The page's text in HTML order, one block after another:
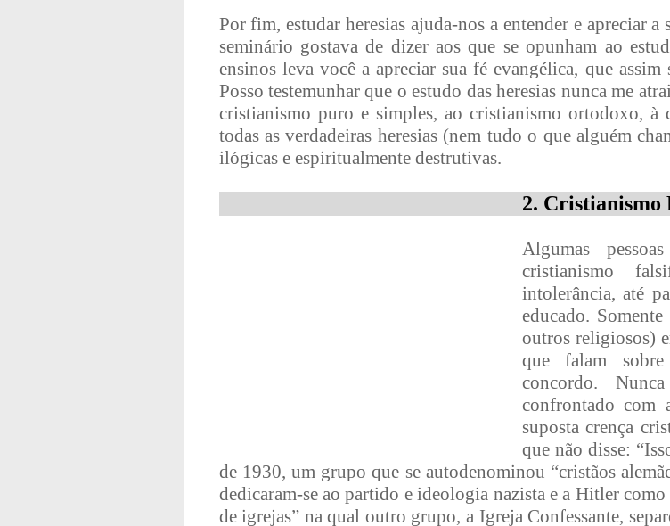
Por fim, estudar heresias ajuda-nos a entender e apreciar
seminário gostava de dizer aos que se opunham ao
ensinos leva você a apreciar sua fé evangélica, que
Posso testemunhar que o estudo das heresias nunca me
cristianismo puro e simples, ao cristianismo ortodoxo,
todas as verdadeiras heresias (nem tudo o que alguém
ilógicas e espiritualmente destrutivas.
2. Cristianismo
Algumas
cristianismo
intolerância, até
educado.
outros religiosos)
que falam
concordo.
confrontado com
suposta crença
que não disse:
de 1930, um grupo que se autodenominou “cristãos
dedicaram-se ao partido e ideologia nazista e a Hitler
de igrejas” na qual outro grupo, a Igreja Confessante,